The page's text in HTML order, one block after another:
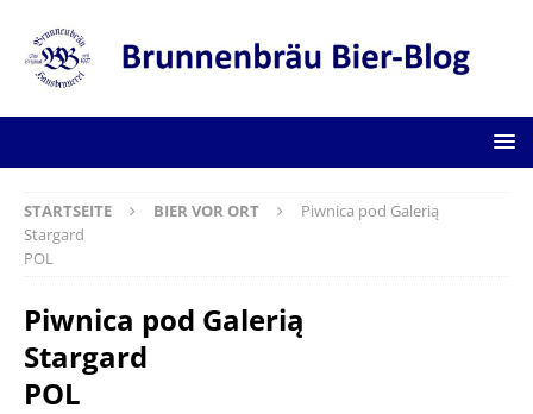
STARTSEITE BIER VOR ORT
Piwnica pod Galerią
Stargard
POL
Piwnica pod Galerią
Stargard
POL